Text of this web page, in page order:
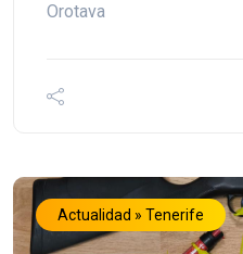
Orotava
Actualidad » Tenerife